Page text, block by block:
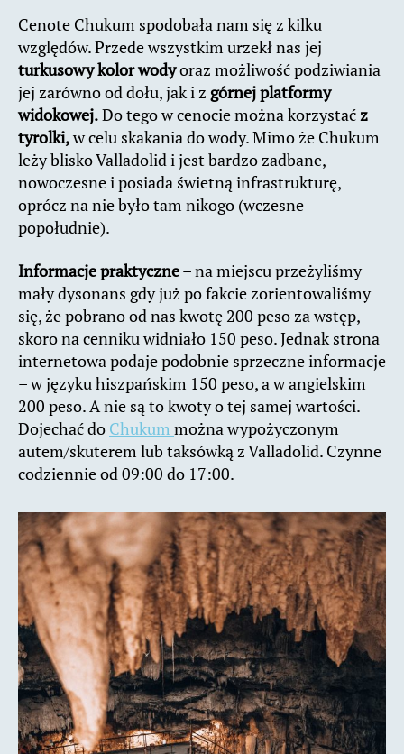
Cenote Chukum spodobała nam się z kilku
względów. Przede wszystkim urzekł nas jej
turkusowy kolor wodyoraz możliwość podziwiania
jej zarówno od dołu, jak i z górnej platformy
widokowej.Do tego w cenocie można korzystaćz
tyrolki,w celu skakania do wody. Mimo że Chukum
leży blisko Valladolid i jest bardzo zadbane,
nowoczesne i posiada świetną infrastrukturę,
oprócz na nie było tam nikogo (wczesne
popołudnie).
Informacje praktyczne– na miejscu przeżyliśmy
mały dysonans gdy już po fakcie zorientowaliśmy
się, że pobrano od nas kwotę 200 peso za wstęp,
skoro na cenniku widniało 150 peso. Jednak strona
internetowa podaje podobnie sprzeczne informacje
– w języku hiszpańskim 150 peso, a w angielskim
200 peso. A nie są to kwoty o tej samej wartości.
Dojechać do Chukum można wypożyczonym
autem/skuterem lub taksówką z Valladolid. Czynne
codziennie od 09:00 do 17:00.